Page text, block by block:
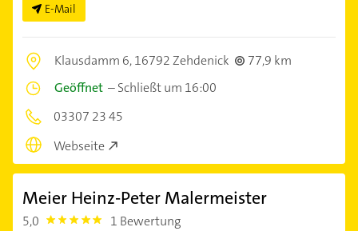
E-Mail
Klausdamm 6,16792 Zehdenick
77,9 km
Geöffnet –Schließt um 16:00
03307 23 45
Webseite
Meier Heinz-Peter Malermeister
5,0 5.0 1 Bewertung